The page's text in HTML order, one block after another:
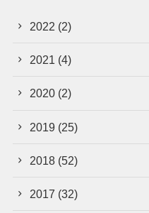
2022 (2)
2021 (4)
2020 (2)
2019 (25)
2018 (52)
2017 (32)